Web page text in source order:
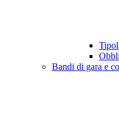
Bandi di gara e